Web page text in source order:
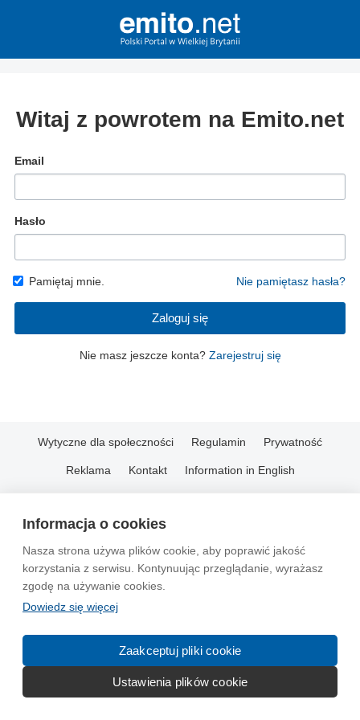
Informacja o cookies
Nasza strona używa plików cookie, aby poprawić jakość
korzystania z serwisu. Kontynuując przeglądanie, wyrażasz
zgodę na używanie cookies.
Dowiedz się więcej
Zaakceptuj pliki cookie
Ustawienia plików cookie
Witaj z powrotem na Emito.net
Email
Hasło
Pamiętaj mnie. Nie pamiętasz hasła?
Zaloguj się
Nie masz jeszcze konta? Zarejestruj się
Wytyczne dla społeczności Regulamin Prywatność
Reklama Kontakt Information in English